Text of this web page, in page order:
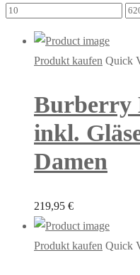
Min.
Produkt kaufen Quick
Burberry
inkl.
Damen
219,95 €
Produkt kaufen Quick